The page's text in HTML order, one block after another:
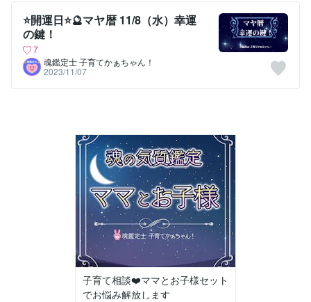
⭐開運日⭐🔮マヤ暦 11/8（水）幸運
の鍵！
7
魂鑑定士 子育てかぁちゃん！
2023/11/07
子育て相談❤️ママとお子様セット
でお悩み解放します